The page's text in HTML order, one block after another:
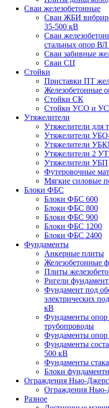
Сваи железобетонные
Сваи ЖБИ
35-500 кВ
Сваи
стальных опор
Сваи забивные
Сваи СЦ
Стойки
Приставки ПТ
Железобетонные
Стойки СК
Стойки УСО и
Утяжелители
Утяжелители для
Утяжелители
Утяжелители
Утяжелители 2
Утяжелители УБП
Футеровочные
Мягкие силовые
Блоки ФБС
Блоки ФБС 600
Блоки ФБС 800
Блоки ФБС 900
Блоки ФБС 1200
Блоки ФБС 2400
Фундаменты
Анкерные плиты
Железобетонные
Плиты
Ригели
Фундамент под
электрических
кВ
Фундаменты опор
трубопроводы
Фундаменты
Фундаменты
500 кВ
Фундаменты
Блоки
Ограждения Нью-
Ограждения Нью-
Разное